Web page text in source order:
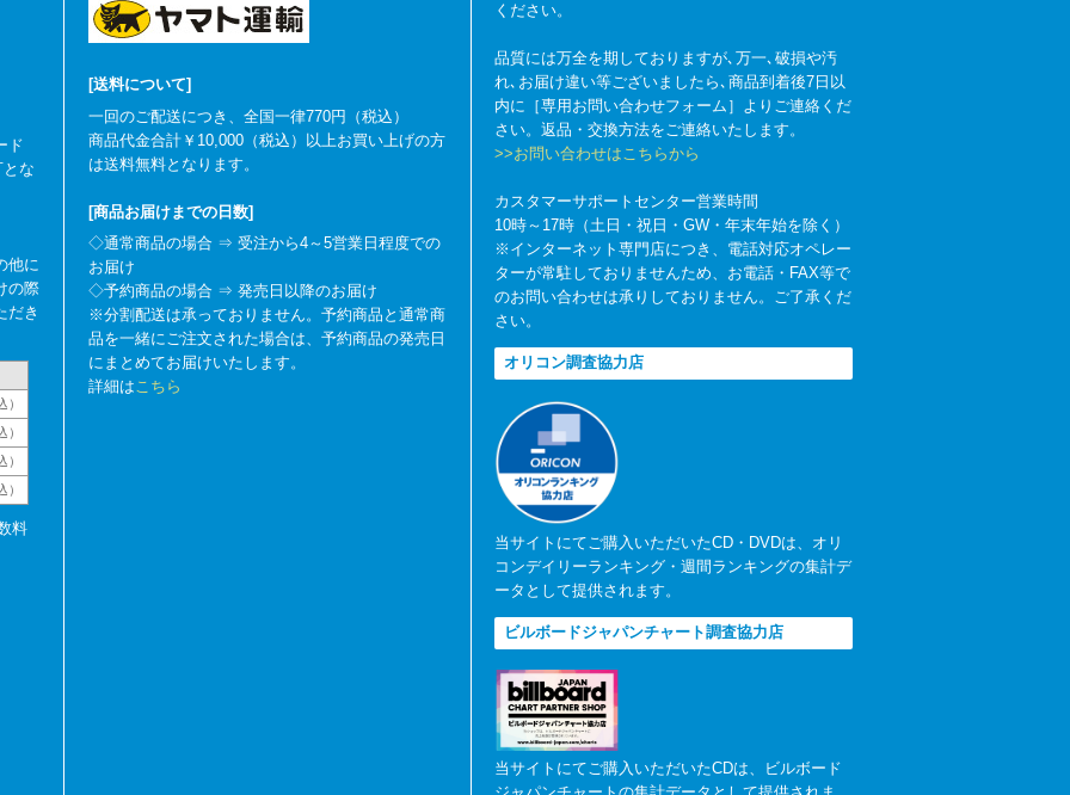
ド
な
他に
の際
だき
）
）
）
）
料
[送料について]
一回のご配送につき、全国一律770円（税込）
商品代金合計￥10,000（税込）以上お買い上げの方
は送料無料となります。
[商品お届けまでの日数]
◇通常商品の場合 ⇒ 受注から4～5営業日程度での
お届け
◇予約商品の場合 ⇒ 発売日以降のお届け
※分割配送は承っておりません。予約商品と通常商
品を一緒にご注文された場合は、予約商品の発売日
にまとめてお届けいたします。
詳細はこちら
ください。
品質には万全を期しておりますが､万一､破損や汚
れ､お届け違い等ございましたら､商品到着後7日以
内に［専用お問い合わせフォーム］よりご連絡くだ
さい。返品・交換方法をご連絡いたします。
>>お問い合わせはこちらから
カスタマーサポートセンター営業時間
10時～17時（土日・祝日・GW・年末年始を除く）
※インターネット専門店につき、電話対応オペレー
ターが常駐しておりませんため、お電話・FAX等で
のお問い合わせは承りしておりません。ご了承くだ
さい。
オリコン調査協力店
当サイトにてご購入いただいたCD・DVDは、オリ
コンデイリーランキング・週間ランキングの集計デ
ータとして提供されます。
ビルボードジャパンチャート調査協力店
当サイトにてご購入いただいたCDは、ビルボード